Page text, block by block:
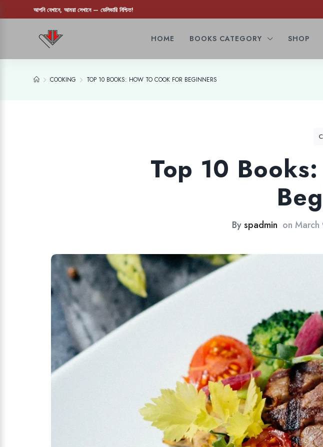
আপনি যেখানে, আমরা সেখানে — ডেলিভারি নিশ্চিত!
HOME BOOKS CATEGORY SHOP
COOKING TOP 10 BOOKS: HOW TO COOK FOR BEGINNERS
Top 10
Byspadmin on March